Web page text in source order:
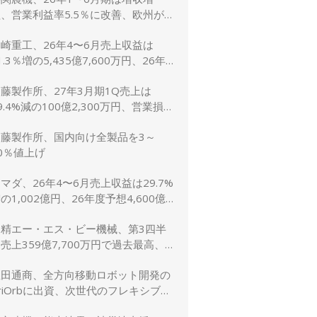
営業利益率5.5％に改善、欧州が
重工、26年4〜6月売上収益は
％増の5,435億7,600万円、26年
正
製作所、27年3月期1Q売上は
減の100億2,300万円、営業損失
製作所、国内向け全製品を3～
値上げ
ダ、26年4〜6月売上収益は29.7%
1,002億円、26年度予想4,600億
エー・エス・ビー機械、第3四半
上359億7,700万円で過去最高、
通商、全方向移動ロボット開発の
に出資、次世代のフレキシブル